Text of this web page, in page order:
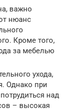
важно
нюанс
Кроме того,
за мебелью
ухода,
Однако при
над
– высокая